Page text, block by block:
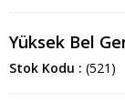
Yüksek Bel
Stok Kodu (521)